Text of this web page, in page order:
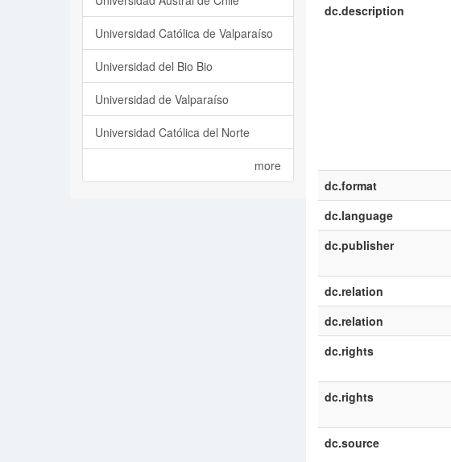
dc.description
dc.format
dc.language
dc.publisher
dc.relation
dc.relation
dc.rights
dc.rights
dc.source
Universidad Católica de Valparaíso
Universidad del Bio Bio
Universidad de Valparaíso
Universidad Católica del Norte
more